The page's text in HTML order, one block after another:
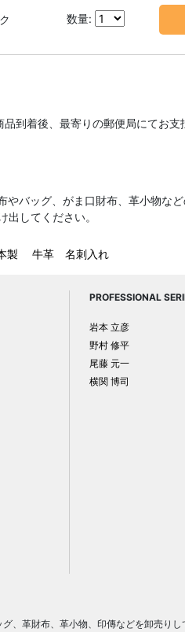
数量:
到着後、最寄りの郵便局にてお
バッグ、がま口財布、革小物など
してください。
製 牛革 名刺入れ
PROFESSIONAL
岩本 立彦
野村 修平
尾藤 元一
横関 博司
、革財布、革小物、印傳などを卸売りし